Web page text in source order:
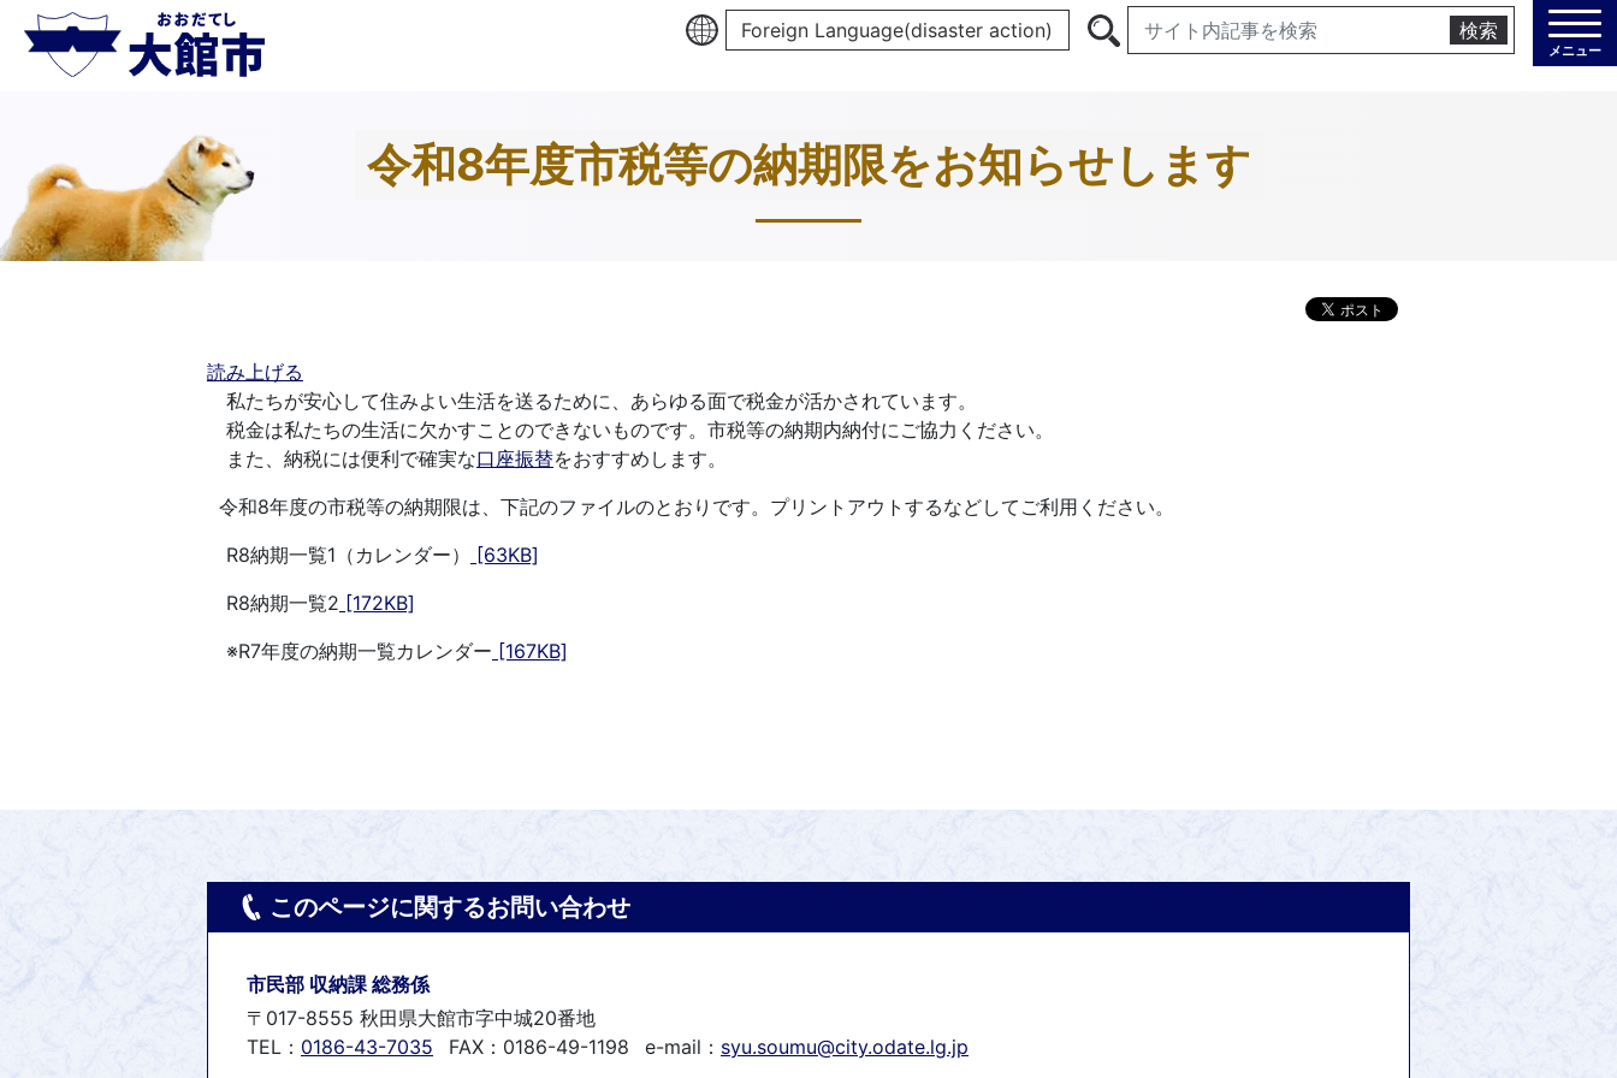
Foreign Language(disaster action) 検索
メニュー
令和8年度市税等の納期限をお知らせします
読み上げる
私たちが安心して住みよい生活を送るために、あらゆる面で税金が活かされています。
税金は私たちの生活に欠かすことのできないものです。市税等の納期内納付にご協力ください。
また、納税には便利で確実な口座振替をおすすめします。
令和8年度の市税等の納期限は、下記のファイルのとおりです。プリントアウトするなどしてご利用ください。
R8納期一覧1（カレンダー）
[63KB]
R8納期一覧2 [172KB]
※R7年度の納期一覧カレンダー [167KB]
このページに関するお問い合わせ
市民部 収納課 総務係
〒017-8555 秋田県大館市字中城20番地
TEL： 0186-43-7035 FAX：0186-49-1198 e-mail： syu.soumu@city.odate.lg.jp